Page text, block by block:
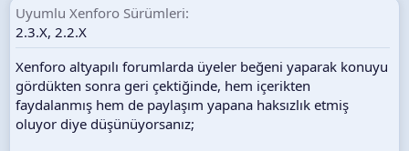
a
h
i
Uyumlu Xenforo Sürümleri
2.3.X 2.2.X
Xenforo altyapılı forumlarda üyeler beğeni yaparak konuyu
gördükten sonra geri çektiğinde, hem içerikten
faydalanmış hem de paylaşım yapana haksızlık etmiş
oluyor diye düşünüyorsanız;